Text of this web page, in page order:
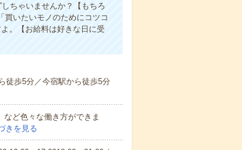
ちゃいませんか？【もちろ
買いたいモノのためにコツコ
。【お給料は好きな日に受
徒歩5分／今宿駅から徒歩5分
ど色々な働き方ができま
きを見る